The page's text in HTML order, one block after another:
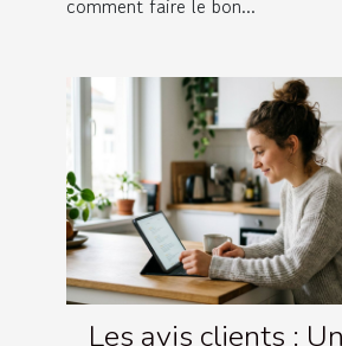
Les avis clients :